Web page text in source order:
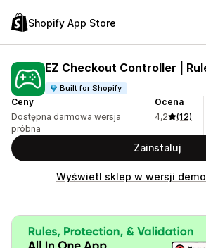
Shopify App Store
EZ Checkout Controller |
Built for Shopify
Ceny
Dostępna darmowa wersja
próbna
Ocena
4,2
(12)
Zainstaluj
Wyświetl sklep w wersji